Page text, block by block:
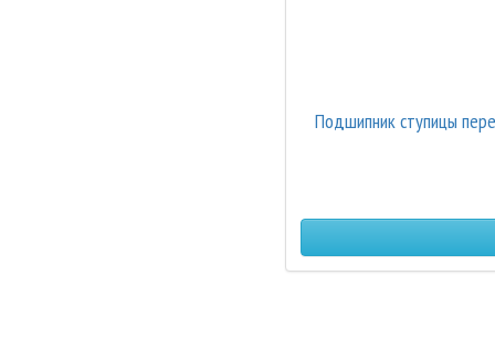
Подшипник ступицы